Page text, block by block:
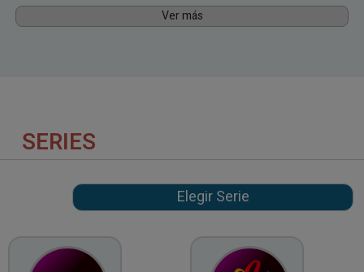
Ver más
SERIES